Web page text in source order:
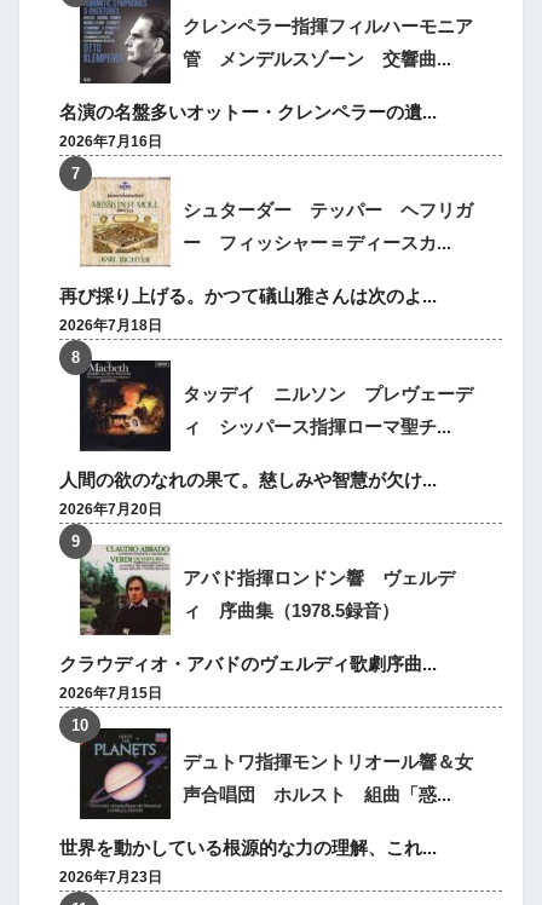
クレンペラー指揮フィルハーモニア
管 メンデルスゾーン 交響曲...
名演の名盤多いオットー・クレンペラーの遺...
2026年7月16日
シュターダー テッパー ヘフリガ
ー フィッシャー＝ディースカ...
再び採り上げる。かつて礒山雅さんは次のよ...
2026年7月18日
タッデイ ニルソン プレヴェーデ
ィ シッパース指揮ローマ聖チ...
人間の欲のなれの果て。慈しみや智慧が欠け...
2026年7月20日
アバド指揮ロンドン響 ヴェルデ
ィ 序曲集（1978.5録音）
クラウディオ・アバドのヴェルディ歌劇序曲...
2026年7月15日
デュトワ指揮モントリオール響＆女
声合唱団 ホルスト 組曲「惑...
世界を動かしている根源的な力の理解、これ...
2026年7月23日